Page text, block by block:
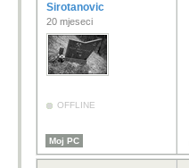
Sirotanovic
20 mjeseci
OFFLINE
Moj PC